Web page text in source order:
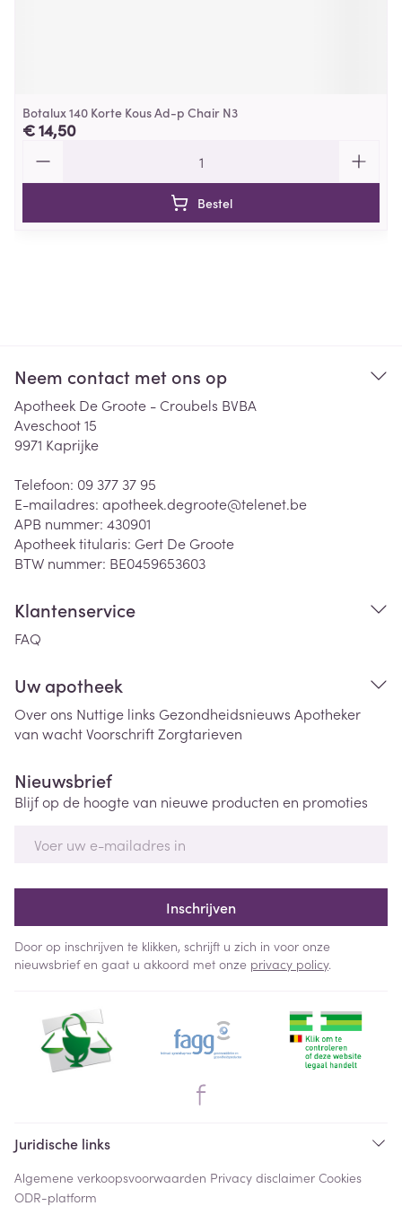
Botalux 140 Korte Kous Ad-p Chair N3
€ 14,50
Bestel
Neem contact met ons op
Apotheek De Groote - Croubels BVBA
Aveschoot 15
9971 Kaprijke
Telefoon: 09 377 37 95
E-mailadres: apotheek.degroote@telenet.be
APB nummer: 430901
Apotheek titularis: Gert De Groote
BTW nummer: BE0459653603
Klantenservice
FAQ
Uw apotheek
Over ons Nuttige links Gezondheidsnieuws Apotheker
van wachtVoorschriftZorgtarieven
Nieuwsbrief
Blijf op de hoogte van nieuwe producten en promoties
Inschrijven
Door op inschrijven te klikken, schrijft u zich in voor onze
nieuwsbrief en gaat u akkoord met onze privacy policy.
Juridische links
Algemene verkoopsvoorwaarden Privacy disclaimer Cookies
ODR-platform